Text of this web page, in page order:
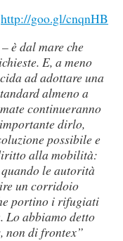
http://goo.gl/cnqnHB
è dal mare che
E, a meno
ad adottare una
almeno a
continueranno
dirlo,
possibile e
alla mobilità:
le autorità
un corridoio
portino i rifugiati
Lo abbiamo detto
non di frontex”